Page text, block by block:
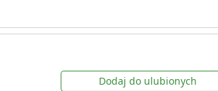
Dodaj do ulubionych